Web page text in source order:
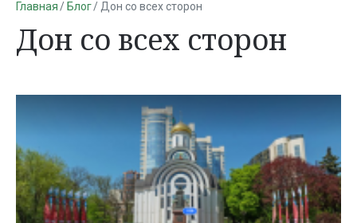
Главная Блог Дон со всех сторон
Дон со всех сторон